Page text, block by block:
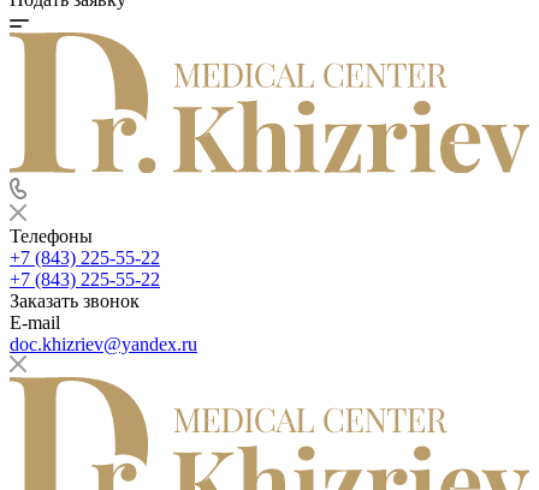
Телефоны
+7 (843) 225-55-22
+7 (843) 225-55-22
Заказать звонок
E-mail
doc.khizriev@yandex.ru